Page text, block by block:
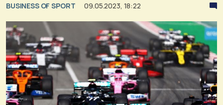
BUSINESS OF SPORT 09.05.2023, 18:22